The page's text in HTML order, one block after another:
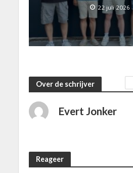
22 juli 2026
Over de schrijver
Evert Jonker
Reageer